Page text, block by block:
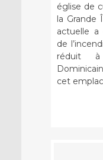
église de
la Grande
actuelle
de
réduit
cet